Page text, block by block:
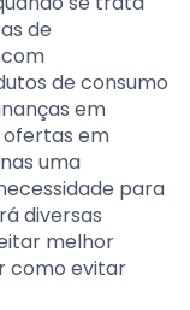
de
de consumo
em
em
uma
para
diversas
melhor
como evitar